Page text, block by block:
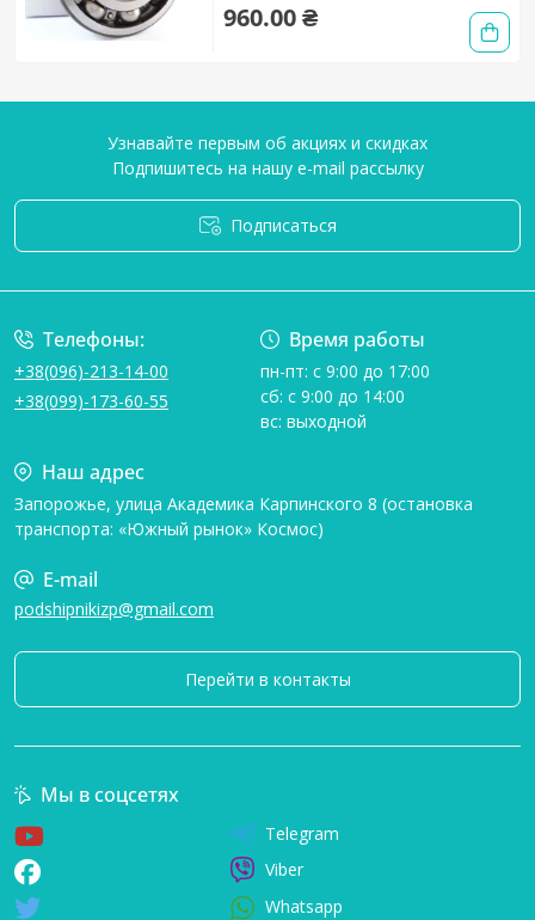
960.00 ₴
Узнавайте первым об акциях и скидках
Подпишитесь на нашу e-mail рассылку
Подписаться
Телефоны:
+38(096)-213-14-00
+38(099)-173-60-55
Время работы
пн-пт: с 9:00 до 17:00
сб: с 9:00 до 14:00
вс: выходной
Наш адрес
Запорожье, улица Академика Карпинского 8 (остановка
транспорта: «Южный рынок» Космос)
E-mail
podshipnikizp@gmail.com
Перейти в контакты
Мы в соцсетях
Telegram
Viber
Whatsapp